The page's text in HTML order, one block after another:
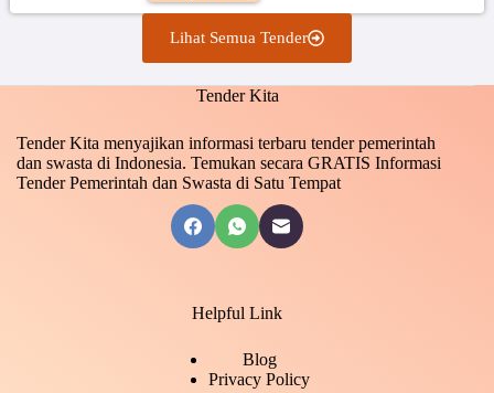
Lihat Semua Tender
Tender Kita
Tender Kita menyajikan informasi terbaru tender pemerintah
dan swasta di Indonesia. Temukan secara GRATIS Informasi
Tender Pemerintah dan Swasta di Satu Tempat
Helpful Link
Blog
Privacy Policy